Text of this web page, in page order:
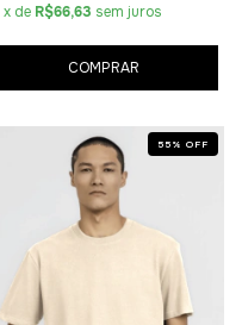
x de R$66,63 sem juros
COMPRAR
55 % OFF